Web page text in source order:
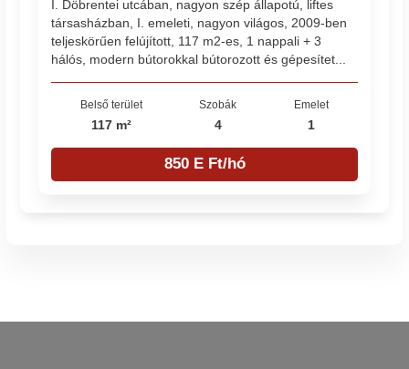
I. Döbrentei utcában, nagyon szép állapotú, liftes
társasházban, I. emeleti, nagyon világos, 2009-ben
teljeskörűen felújított, 117 m2-es, 1 nappali + 3
hálós, modern bútorokkal bútorozott és gépesítet...
Belső terület
117 m²
Szobák
4
Emelet
1
850 E Ft/hó